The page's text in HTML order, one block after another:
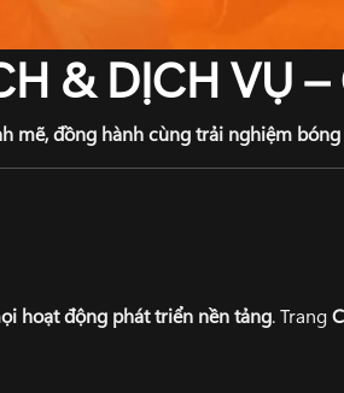
& DỊCH VỤ
mẽ, đồng hành cùng trải nghiệm
hoạt động phát triển nền tảng. Trang